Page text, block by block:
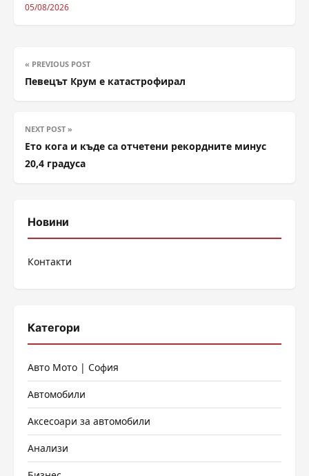
05/08/2026
« PREVIOUS POST
Певецът Крум е катастрофирал
NEXT POST »
Ето кога и къде са отчетени рекордните минус
20,4 градуса
Новини
Контакти
Категори
Авто Мото | София
Автомобили
Аксесоари за автомобили
Анализи